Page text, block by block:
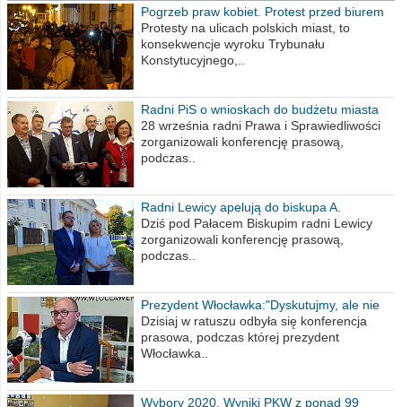
Pogrzeb praw kobiet. Protest przed biurem
poselskim PiS
Protesty na ulicach polskich miast, to
konsekwencje wyroku Trybunału
Konstytucyjnego,..
Radni PiS o wnioskach do budżetu miasta
na 2021 rok
28 września radni Prawa i Sprawiedliwości
zorganizowali konferencję prasową,
podczas..
Radni Lewicy apelują do biskupa A.
Wiesława Meringa
Dziś pod Pałacem Biskupim radni Lewicy
zorganizowali konferencję prasową,
podczas..
Prezydent Włocławka:"Dyskutujmy, ale nie
obrażajmy się”
Dzisiaj w ratuszu odbyła się konferencja
prasowa, podczas której prezydent
Włocławka..
Wybory 2020. Wyniki PKW z ponad 99